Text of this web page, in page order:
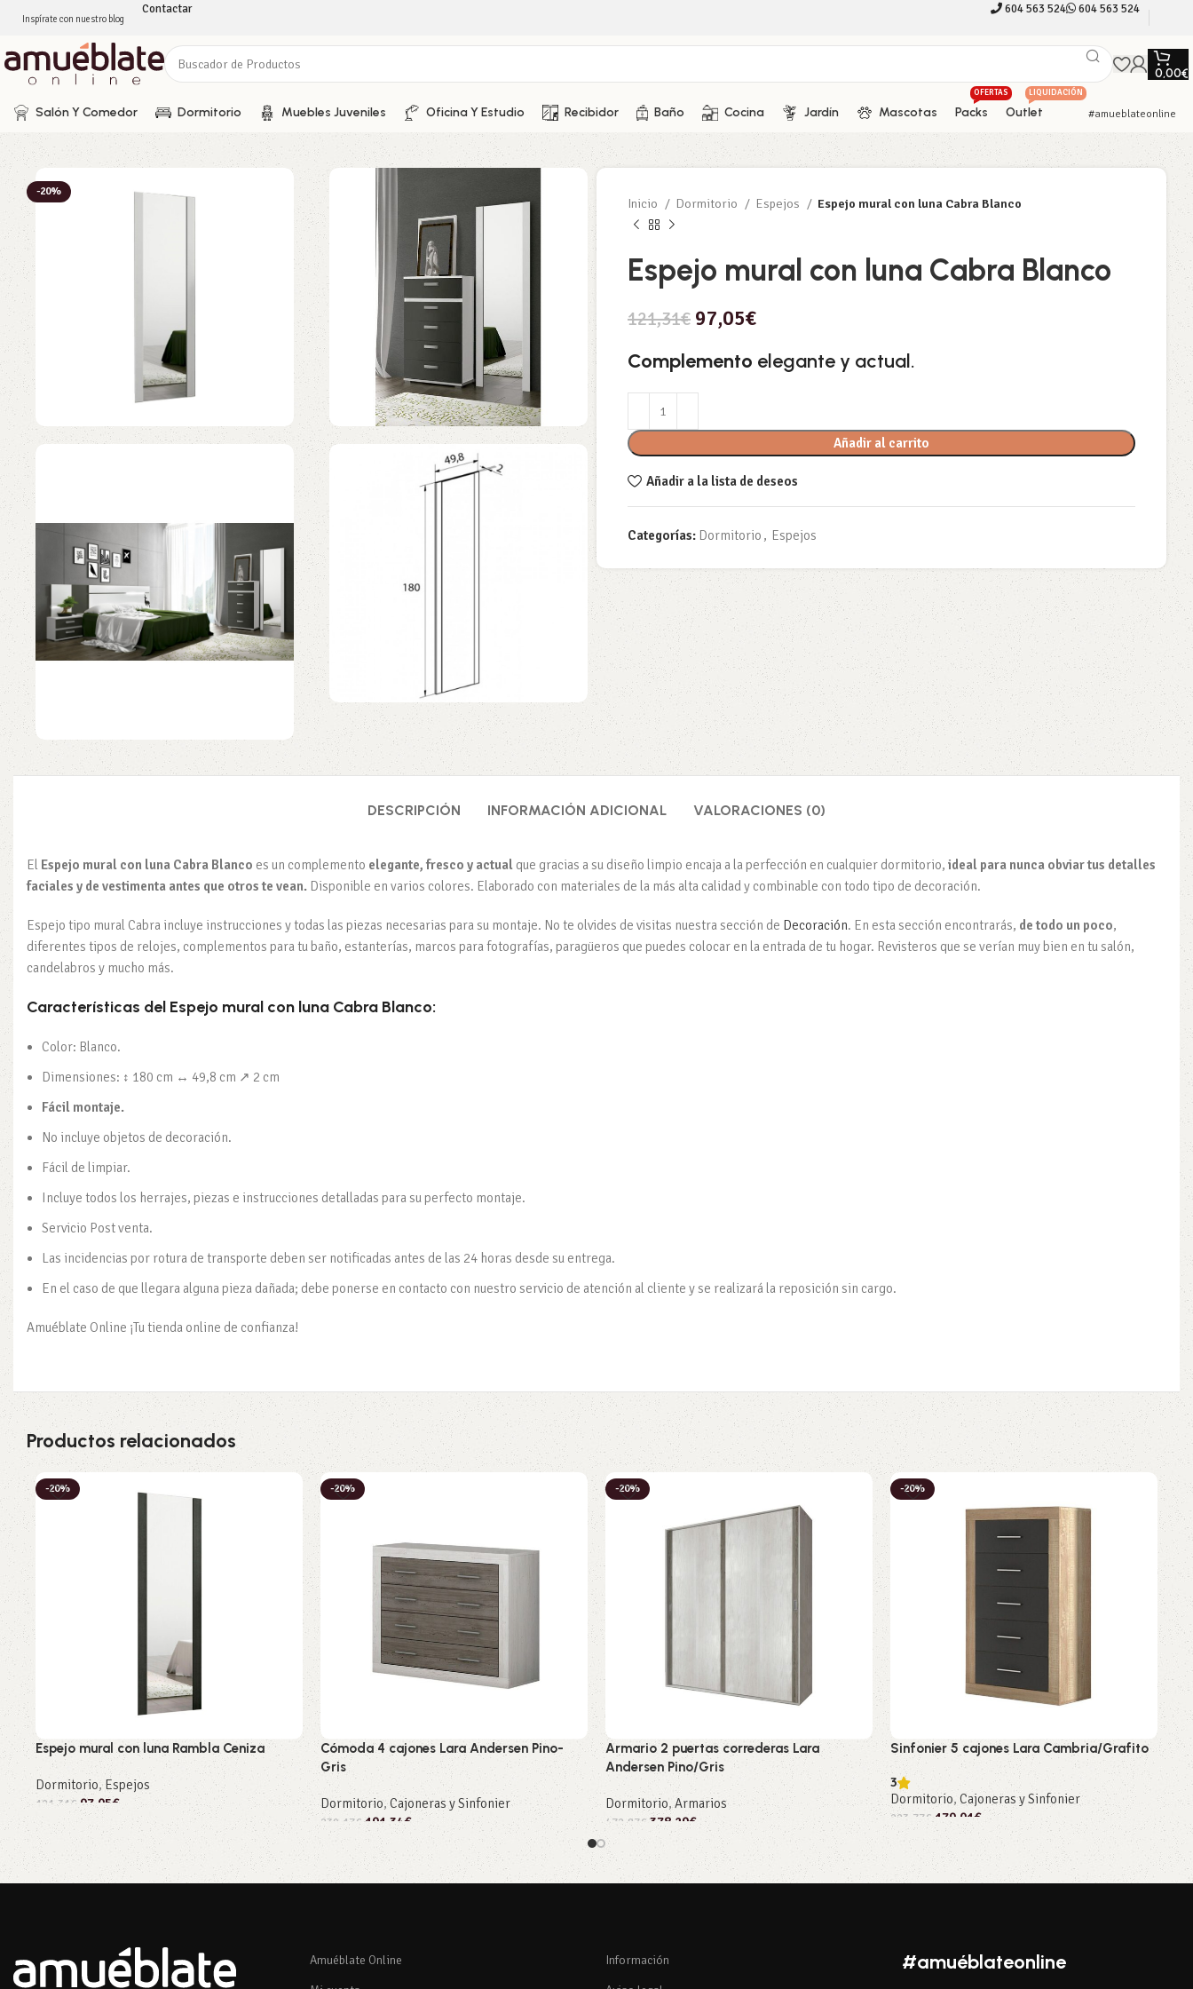
Inspírate con nuestro blog
Contactar 604 563 524 604 563 524
0,00€
Salón Y Comedor Dormitorio Muebles Juveniles Oficina Y Estudio Recibidor Baño Cocina Jardín Mascotas Packs
OFERTAS
Outlet
LIQUIDACIÓN
#amueblateonline
-20%
Inicio Dormitorio Espejos Espejo mural con luna Cabra Blanco
Espejo mural con luna Cabra Blanco
121,31€ 97,05€
Complemento elegante y actual.
Añadir al carrito
Añadir a la lista de deseos
Categorías: Dormitorio , Espejos
DESCRIPCIÓN INFORMACIÓN ADICIONAL VALORACIONES (0)
El Espejo mural con luna Cabra Blanco es un complemento elegante, fresco y actual que gracias a su diseño limpio encaja a la perfección en cualquier dormitorio, ideal para nunca obviar tus detalles
faciales y de vestimenta antes que otros te vean. Disponible en varios colores. Elaborado con materiales de la más alta calidad y combinable con todo tipo de decoración.
Espejo tipo mural Cabra incluye instrucciones y todas las piezas necesarias para su montaje. No te olvides de visitas nuestra sección de Decoración. En esta sección encontrarás, de todo un poco,
diferentes tipos de relojes, complementos para tu baño, estanterías, marcos para fotografías, paragüeros que puedes colocar en la entrada de tu hogar. Revisteros que se verían muy bien en tu salón,
candelabros y mucho más.
Características del Espejo mural con luna Cabra Blanco:
Color: Blanco.
Dimensiones: ↕ 180 cm ↔ 49,8 cm ↗ 2 cm
Fácil montaje.
No incluye objetos de decoración.
Fácil de limpiar.
Incluye todos los herrajes, piezas e instrucciones detalladas para su perfecto montaje.
Servicio Post venta.
Las incidencias por rotura de transporte deben ser notificadas antes de las 24 horas desde su entrega.
En el caso de que llegara alguna pieza dañada; debe ponerse en contacto con nuestro servicio de atención al cliente y se realizará la reposición sin cargo.
Amuéblate Online ¡Tu tienda online de confianza!
Productos relacionados
-20%
Espejo mural con luna Rambla Ceniza
Dormitorio,Espejos
121,31€ 97,05€
Añadir al carrito
-20%
Cómoda 4 cajones Lara Andersen Pino-
Gris
Dormitorio,Cajoneras y Sinfonier
239,17€ 191,34€
Añadir al carrito
-20%
Armario 2 puertas correderas Lara
Andersen Pino/Gris
Dormitorio,Armarios
472,87€ 378,29€
Añadir al carrito
-20%
Sinfonier 5 cajones Lara Cambria/Grafito
3
Dormitorio, Cajoneras y Sinfonier
223,77€ 179,01€
Añadir al carrito
Amuéblate Online
Información
#amuéblateonline